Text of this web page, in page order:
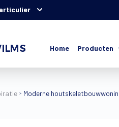
Home Producten
Moderne